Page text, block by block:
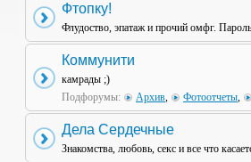
Фтопку!
Флудоство, эпатаж и прочий омфг.
Коммунити
камрады ;)
Подфорумы:
Архив, Фотоотчеты,
Дела Сердечные
Знакомства, любовь, секс и все что